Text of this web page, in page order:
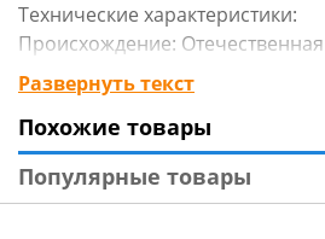
Технические характеристики:
Происхождение: Отечественная
Сезон резины: Летняя
Марка: VIATTI
Модель: Bosco H/T V-238
Диаметр: 17
Ширина: 265
Развернуть текст
Похожие товары
Популярные товары